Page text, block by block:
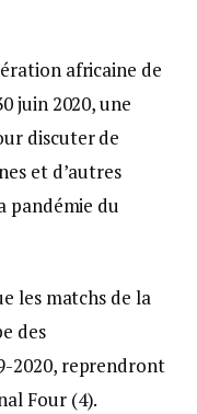
africaine de
juin 2020, une
discuter de
et d’autres
pandémie du
les matchs de la
des
2020, reprendront
Four (4).